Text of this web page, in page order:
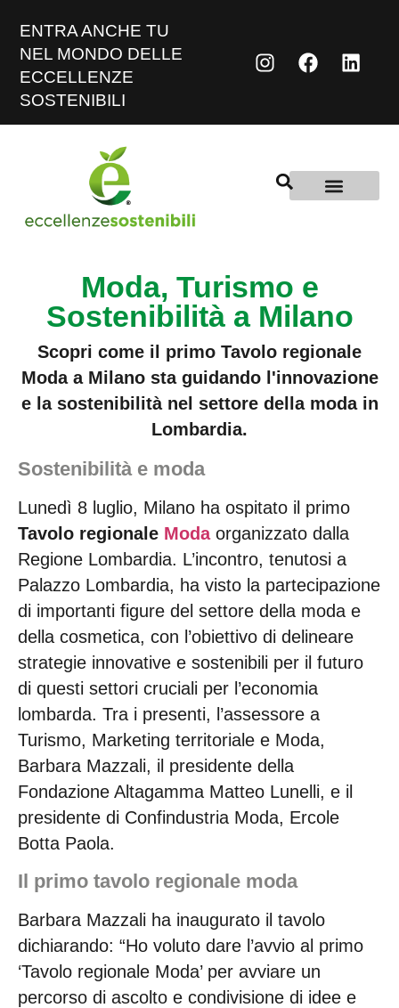
ENTRA ANCHE TU
NEL MONDO DELLE
ECCELLENZE
SOSTENIBILI
Moda, Turismo e
Sostenibilità a Milano
Scopri come il primo Tavolo regionale
Moda a Milano sta guidando l'innovazione
e la sostenibilità nel settore della moda in
Lombardia.
Sostenibilità e moda
Lunedì 8 luglio, Milano ha ospitato il primo
Tavolo regionale Modaorganizzato dalla
Regione Lombardia. L’incontro, tenutosi a
Palazzo Lombardia, ha visto la partecipazione
di importanti figure del settore della moda e
della cosmetica, con l’obiettivo di delineare
strategie innovative e sostenibili per il futuro
di questi settori cruciali per l’economia
lombarda. Tra i presenti, l’assessore a
Turismo, Marketing territoriale e Moda,
Barbara Mazzali, il presidente della
Fondazione Altagamma Matteo Lunelli, e il
presidente di Confindustria Moda, Ercole
Botta Paola.
Il primo tavolo regionale moda
Barbara Mazzali ha inaugurato il tavolo
dichiarando: “Ho voluto dare l’avvio al primo
‘Tavolo regionale Moda’ per avviare un
percorso di ascolto e condivisione di idee e